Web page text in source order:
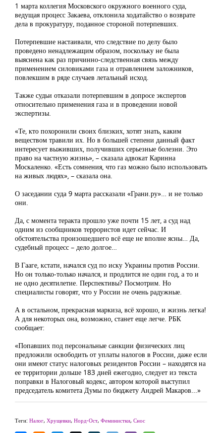
1 марта коллегия Московского окружного военного суда,
ведущая процесс Закаева, отклонила ходатайство о возврате
дела в прокуратуру, поданное стороной потерпевших.
Потерпевшие настаивали, что следствие по делу было
проведено ненадлежащим образом, поскольку не была
выяснена как раз причинно-следственная связь между
применением силовиками газа и отравлением заложников,
повлекшим в ряде случаев летальный исход.
Также судьи отказали потерпевшим в допросе экспертов
относительно применения газа и в проведении новой
экспертизы.
«Те, кто похоронили своих близких, хотят знать, каким
веществом травили их. Но в большей степени данный факт
интересует выживших, получивших серьезные болезни. Это
право на частную жизнь», – сказала адвокат Каринна
Москаленко. «Есть сомнения, что газ можно было использовать
на живых людях», – сказала она.
О заседании суда 9 марта рассказали «Грани.ру»… и не только
они.
Да, с момента теракта прошло уже почти 15 лет, а суд над
одним из сообщников террористов идет сейчас. И
обстоятельства произошедшего всё еще не вполне ясны… Да,
судебный процесс – дело долгое…
В Гааге, кстати, начался суд по иску Украины против России.
Но он только-только начался, и продлится не один год, а то и
не одно десятилетие. Перспективы? Посмотрим. Но
специалисты говорят, что у России не очень радужные.
А в остальном, прекрасная маркиза, всё хорошо, и жизнь легка!
А для некоторых она, возможно, станет еще легче. РБК
сообщает:
«Попавших под персональные санкции физических лиц
предложили освободить от уплаты налогов в России, даже если
они имеют статус налоговых резидентов России – находятся на
ее территории дольше 183 дней ежегодно, следует из текста
поправки в Налоговый кодекс, автором которой выступил
председатель комитета Думы по бюджету Андрей Макаров...»
Теги: Налог, Хрущевки, Норд-Ост, Феминистки, Снос